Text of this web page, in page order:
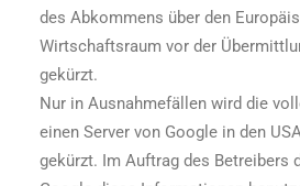
des Abkommens über den
Wirtschaftsraum vor der
gekürzt.
Nur in Ausnahmefällen wird die
einen Server von Google in den
gekürzt. Im Auftrag des Betreibers